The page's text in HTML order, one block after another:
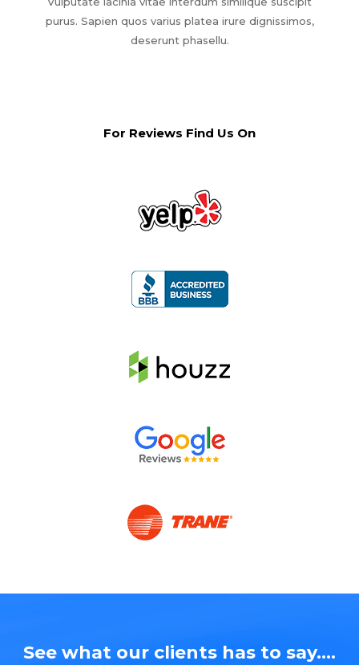
purus. Sapien quos varius platea irure dignissimos,
deserunt phasellu.
For Reviews Find Us On
See what our clients has to say....